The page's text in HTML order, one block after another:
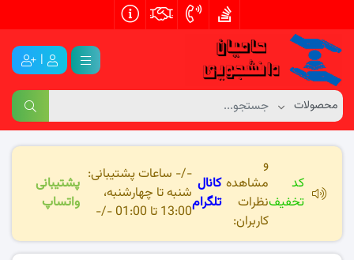
|
کد
تخفیف
و
مشاهده
نظرات
کاربران:
کانال
تلگرام
-/- ساعات پشتیبانی:
شنبه تا چهارشنبه،
13:00 تا 01:00 -/-
پشتیبانی
واتساپ